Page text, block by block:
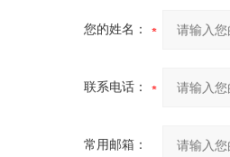
您的姓名：
联系电话：
常用邮箱：